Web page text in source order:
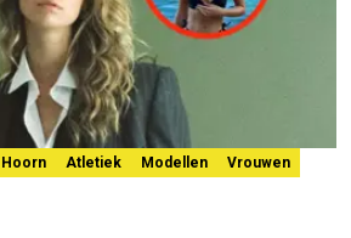
Hoorn Atletiek Modellen Vrouwen